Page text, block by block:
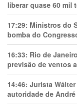
liberar quase 60 mil
17:29: Ministros do
bomba do
16:33: Rio de
previsão de ventos
14:46: Jurista
autoridade de